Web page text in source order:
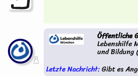
Öffentliche
Lebenshilfe
und
Letzte Nachricht:Gibt es